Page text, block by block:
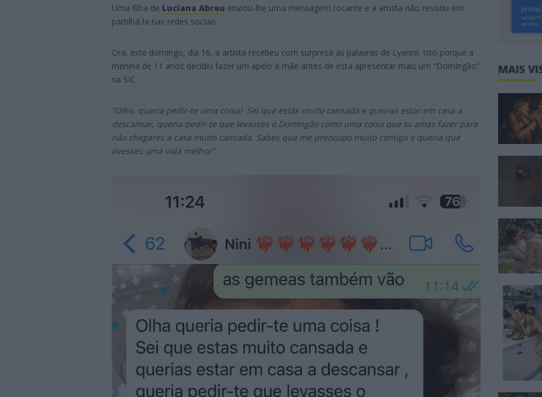
Uma filha de Luciana Abreu enviou-lhe uma mensagem tocante e a artista não resistiu em
partilhá-la nas redes sociais.
Ora, este domingo, dia 16, a artista recebeu com surpresa as palavras de Lyannii. Isto porque a
menina de 11 anos decidiu fazer um apelo à mãe antes de esta apresentar mais um “Domingão”
na SIC.
“Olha, queria pedir-te uma coisa! Sei que estás muito cansada e querias estar em casa a
descansar, queria pedir-te que levasses o Domingão como uma coisa que tu amas fazer para
não chegares a casa muito cansada. Sabes que me preocupo muito contigo e queria que
tivesses uma vida melhor”.
MAIS